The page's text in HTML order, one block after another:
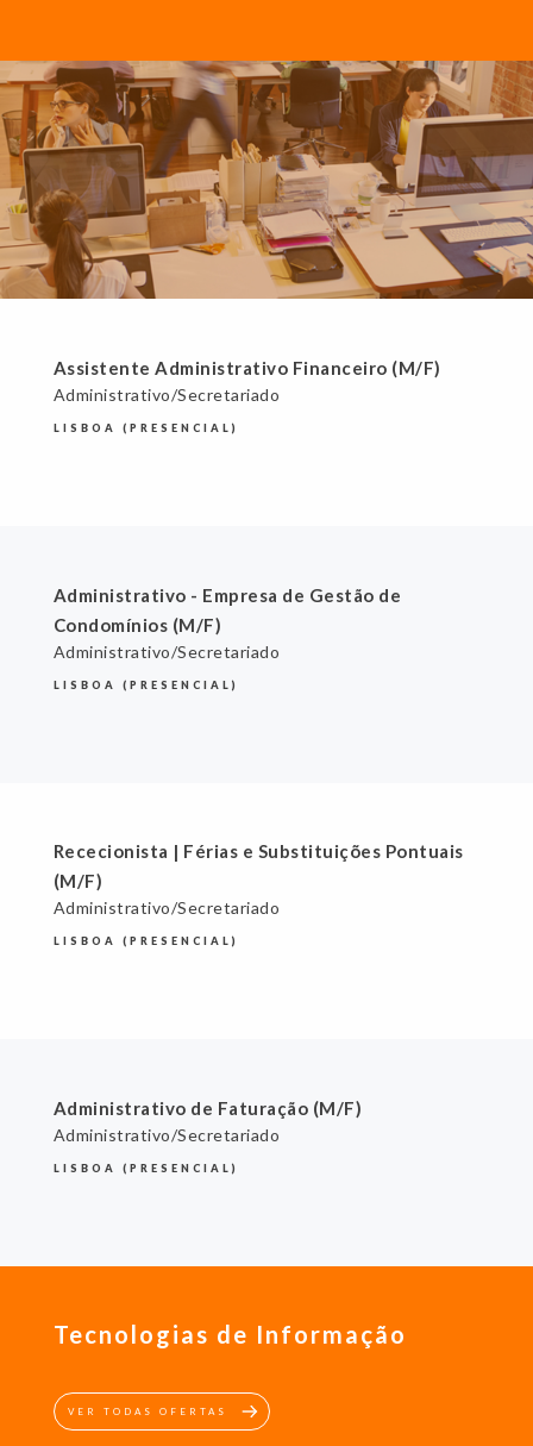
Assistente Administrativo Financeiro (M/F)
Administrativo/Secretariado
LISBOA (PRESENCIAL)
Administrativo - Empresa de Gestão de
Condomínios (M/F)
Administrativo/Secretariado
LISBOA (PRESENCIAL)
Rececionista | Férias e Substituições Pontuais
(M/F)
Administrativo/Secretariado
LISBOA (PRESENCIAL)
Administrativo de Faturação (M/F)
Administrativo/Secretariado
LISBOA (PRESENCIAL)
Tecnologias de Informação
VER TODAS OFERTAS